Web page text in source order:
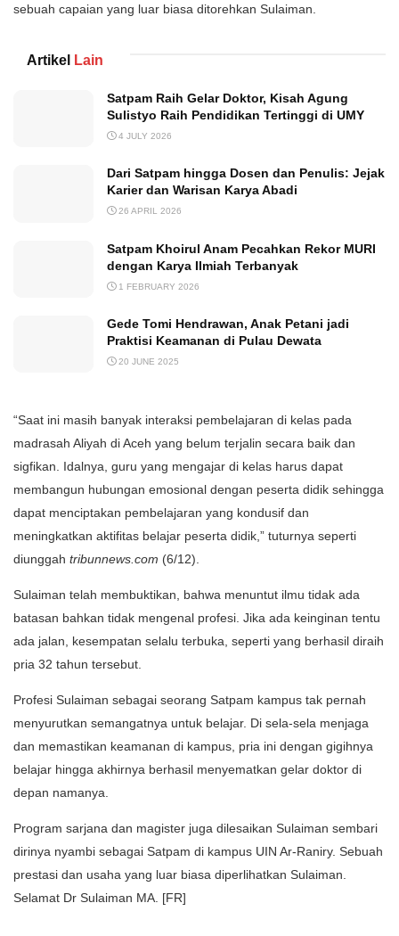
sebuah capaian yang luar biasa ditorehkan Sulaiman.
Artikel Lain
Satpam Raih Gelar Doktor, Kisah Agung
Sulistyo Raih Pendidikan Tertinggi di UMY
4 JULY 2026
Dari Satpam hingga Dosen dan Penulis: Jejak
Karier dan Warisan Karya Abadi
26 APRIL 2026
Satpam Khoirul Anam Pecahkan Rekor MURI
dengan Karya Ilmiah Terbanyak
1 FEBRUARY 2026
Gede Tomi Hendrawan, Anak Petani jadi
Praktisi Keamanan di Pulau Dewata
20 JUNE 2025
“Saat ini masih banyak interaksi pembelajaran di kelas pada
madrasah Aliyah di Aceh yang belum terjalin secara baik dan
sigfikan. Idalnya, guru yang mengajar di kelas harus dapat
membangun hubungan emosional dengan peserta didik sehingga
dapat menciptakan pembelajaran yang kondusif dan
meningkatkan aktifitas belajar peserta didik,” tuturnya seperti
diunggah tribunnews.com (6/12).
Sulaiman telah membuktikan, bahwa menuntut ilmu tidak ada
batasan bahkan tidak mengenal profesi. Jika ada keinginan tentu
ada jalan, kesempatan selalu terbuka, seperti yang berhasil diraih
pria 32 tahun tersebut.
Profesi Sulaiman sebagai seorang Satpam kampus tak pernah
menyurutkan semangatnya untuk belajar. Di sela-sela menjaga
dan memastikan keamanan di kampus, pria ini dengan gigihnya
belajar hingga akhirnya berhasil menyematkan gelar doktor di
depan namanya.
Program sarjana dan magister juga dilesaikan Sulaiman sembari
dirinya nyambi sebagai Satpam di kampus UIN Ar-Raniry. Sebuah
prestasi dan usaha yang luar biasa diperlihatkan Sulaiman.
Selamat Dr Sulaiman MA. [FR]